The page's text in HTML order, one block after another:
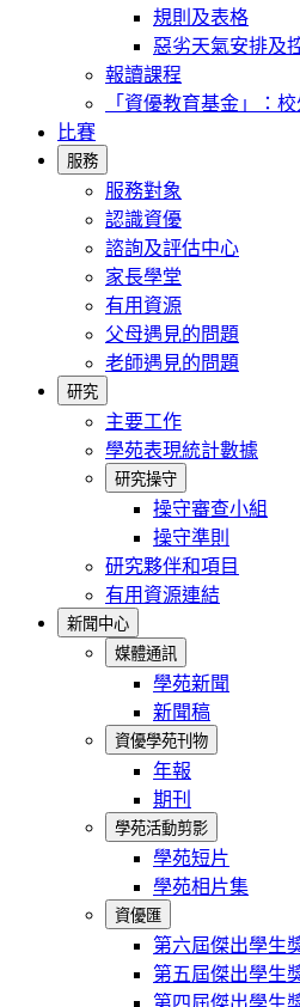
規則及表格
惡劣天氣安排及
報讀課程
「資優教育基金」：
比賽
服務
服務對象
認識資優
諮詢及評估中心
家長學堂
有用資源
父母遇見的問題
老師遇見的問題
研究
主要工作
學苑表現統計數據
研究操守
操守審查小組
操守準則
研究夥伴和項目
有用資源連結
新聞中心
媒體通訊
學苑新聞
新聞稿
資優學苑刊物
年報
期刊
學苑活動剪影
學苑短片
學苑相片集
資優匯
第六屆傑出學生
第五屆傑出學生
第四屆傑出學生